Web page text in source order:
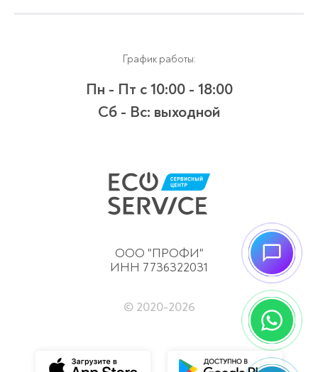
График работы:
Пн - Пт с 10:00 - 18:00
Сб - Вс: выходной
ООО "ПРОФИ"
ИНН 7736322031
© 2020-2026